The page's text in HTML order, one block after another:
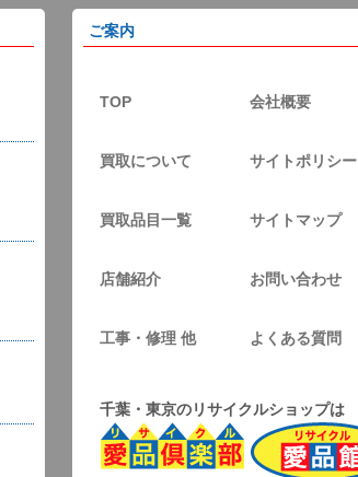
ご案内
TOP 会社概要
買取について サイトポリシー
買取品目一覧 サイトマップ
店舗紹介 お問い合わせ
工事・修理 他 よくある質問
千葉・東京のリサイクルショップは